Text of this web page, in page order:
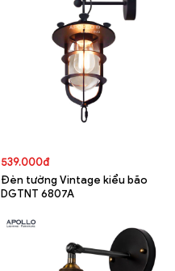
539.000đ
Đèn tường Vintage kiểu bão
DGTNT 6807A